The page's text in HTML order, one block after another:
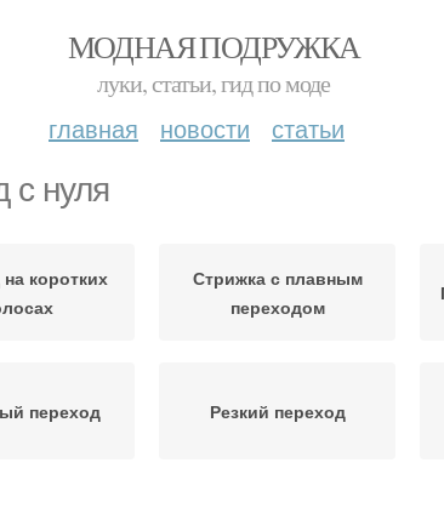
МОДНАЯ ПОДРУЖКА
луки, статьи, гид по моде
главная новости статьи
с нуля
коротких
Стрижка с плавным
переходом
переход Резкий переход